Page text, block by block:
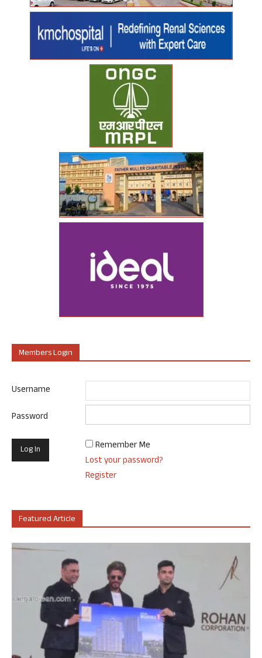
Members Login
Username
Password
Remember Me
Lost your password?
Register
Featured Article